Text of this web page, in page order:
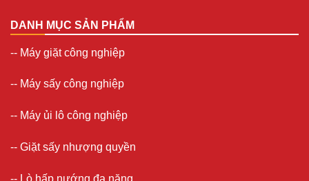
DANH MỤC SẢN PHẨM
-- Máy giặt công nghiệp
-- Máy sấy công nghiệp
-- Máy ủi lô công nghiệp
-- Giặt sấy nhượng quyền
-- Lò hấp nướng đa năng